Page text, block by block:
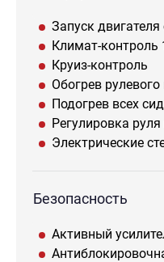
Запуск двигателя
Климат-контроль
Круиз-контроль
Обогрев рулевого
Подогрев всех
Регулировка
Электрические
Безопасность
Активный